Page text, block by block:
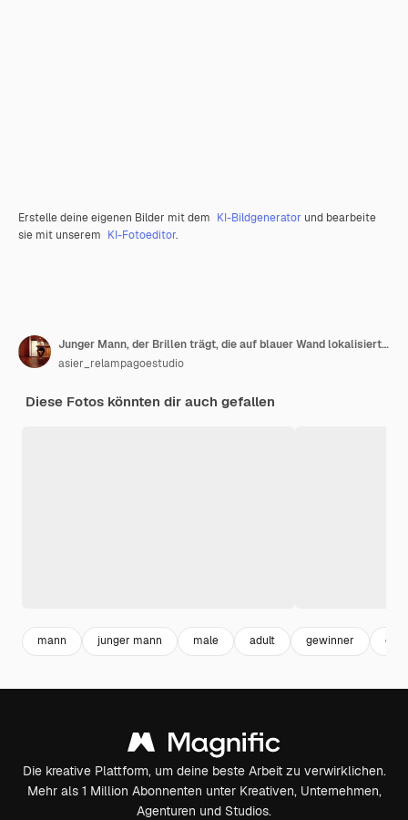
Erstelle deine eigenen Bilder mit dem KI-Bildgenerator und bearbeite
sie mit unserem KI-Fotoeditor.
Junger Mann, der Brillen trägt, die auf blauer Wand lokalisiert werden, die einen besonderen Tag feiert, springt und Arme mit Energie hebt
asier_relampagoestudio
Diese Fotos könnten dir auch gefallen
mann junger mann male adult gewinner
Die kreative Plattform, um deine beste Arbeit zu verwirklichen.
Mehr als 1 Million Abonnenten unter Kreativen, Unternehmen,
Agenturen und Studios.